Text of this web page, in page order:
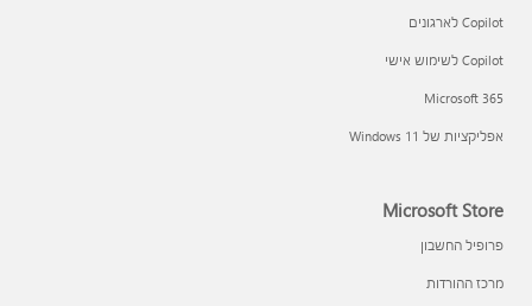
Copilot לארגונים
Copilot לשימוש אישי
Microsoft 365
אפליקציות של Windows 11‏
Microsoft Store
פרופיל החשבון
מרכז ההורדות